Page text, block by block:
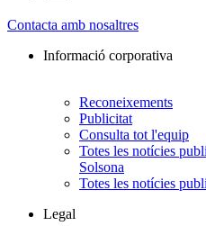
Contacta amb nosaltres
Informació corporativa
Reconeixements
Publicitat
Consulta tot l'equip
Totes les notícies
Solsona
Totes les notícies
Legal